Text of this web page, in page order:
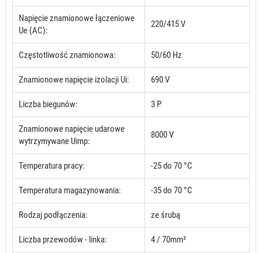
Napięcie znamionowe łączeniowe
Ue (AC):
220/415 V
Częstotliwość znamionowa: 50/60 Hz
Znamionowe napięcie izolacji Ui: 690 V
Liczba biegunów: 3 P
Znamionowe napięcie udarowe
wytrzymywane Uimp:
8000 V
Temperatura pracy: -25 do 70 °C
Temperatura magazynowania: -35 do 70 °C
Rodzaj podłączenia: ze śrubą
Liczba przewodów - linka: 4 / 70mm²